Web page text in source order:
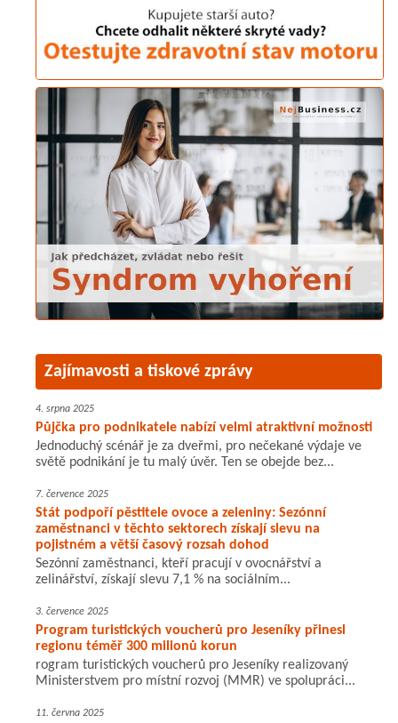
Zajímavosti a tiskové zprávy
4. srpna 2025
Půjčka pro podnikatele nabízí velmi atraktivní možnosti
Jednoduchý scénář je za dveřmi, pro nečekané výdaje ve
světě podnikání je tu malý úvěr. Ten se obejde bez...
7. července 2025
Stát podpoří pěstitele ovoce a zeleniny: Sezónní
zaměstnanci v těchto sektorech získají slevu na
pojistném a větší časový rozsah dohod
Sezónní zaměstnanci, kteří pracují v ovocnářství a
zelinářství, získají slevu 7,1 % na sociálním...
3. července 2025
Program turistických voucherů pro Jeseníky přinesl
regionu téměř 300 milionů korun
rogram turistických voucherů pro Jeseníky realizovaný
Ministerstvem pro místní rozvoj (MMR) ve spolupráci...
11. června 2025